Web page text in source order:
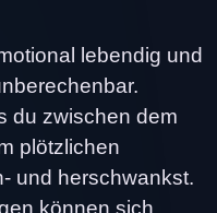
lebendig und
du zwischen dem
plötzlichen
und herschwankst.
können sich